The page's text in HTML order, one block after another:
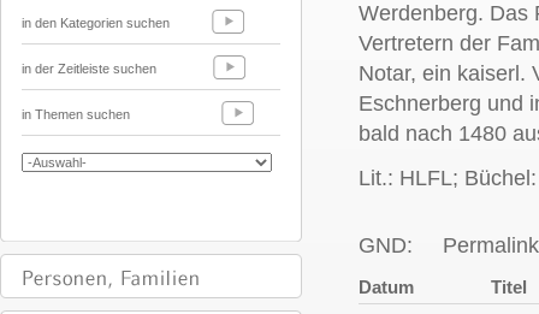
in den Kategorien suchen
in der Zeitleiste suchen
in Themen suchen
Werdenberg. Das
Vertretern der
Notar, ein kaiserl.
Eschnerberg und
bald nach 1480
Lit.: HLFL;
GND:
Datum Titel